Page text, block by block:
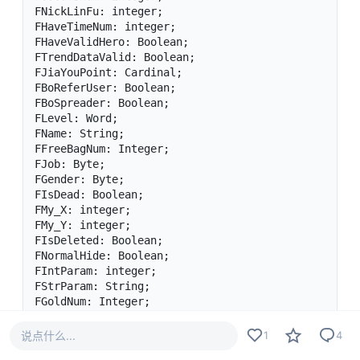
说点什么... 1 4